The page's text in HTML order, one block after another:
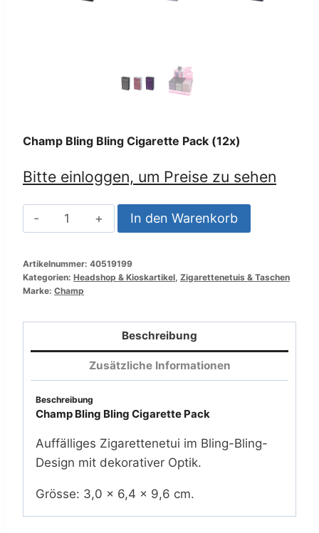
Champ Bling Bling Cigarette Pack (12x)
Bitte einloggen, um Preise zu sehen
Champ
Bling
Cigarette
Pack
In den Warenkorb
Artikelnummer: 40519199
Kategorien: Headshop & Kioskartikel Zigarettenetuis & Taschen
Marke: Champ
Beschreibung
Zusätzliche Informationen
Beschreibung
Champ Bling Bling Cigarette Pack
Auffälliges Zigarettenetui im Bling-Bling-
Design mit dekorativer Optik.
Grösse: 3,0 × 6,4 × 9,6 cm.